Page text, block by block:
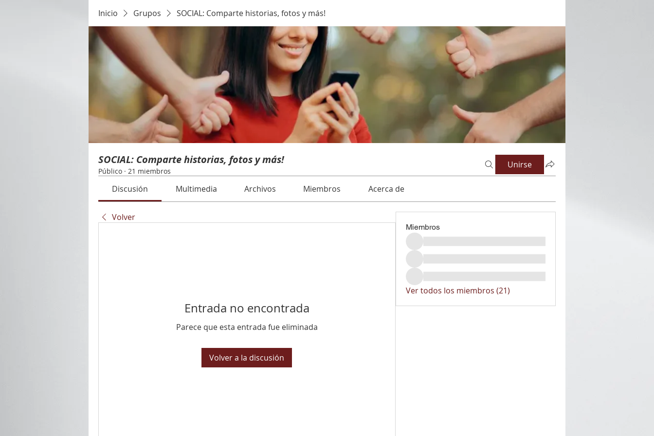
Inicio Grupos SOCIAL: Comparte historias, fotos y más!
SOCIAL: Comparte historias, fotos y más!
Público · 21 miembros
Unirse
Discusión Multimedia Archivos Miembros Acerca de
Volver
Entrada no encontrada
Parece que esta entrada fue eliminada
Volver a la discusión
Miembros
Ver todos los miembros (21)